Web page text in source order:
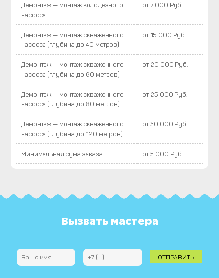
Демонтаж — монтаж колодезного
насосса
от 7 000 Руб.
Демонтаж — монтаж скваженного
насосса (глубина до 40 метров)
от 15 000 Руб.
Демонтаж — монтаж скваженного
насосса (глубина до 60 метров)
от 20 000 Руб.
Демонтаж — монтаж скваженного
насосса (глубина до 80 метров)
от 25 000 Руб.
Демонтаж — монтаж скваженного
насосса (глубина до 120 метров)
от 30 000 Руб.
Минимальная сума заказа от 5 000 Руб.
Вызвать мастера